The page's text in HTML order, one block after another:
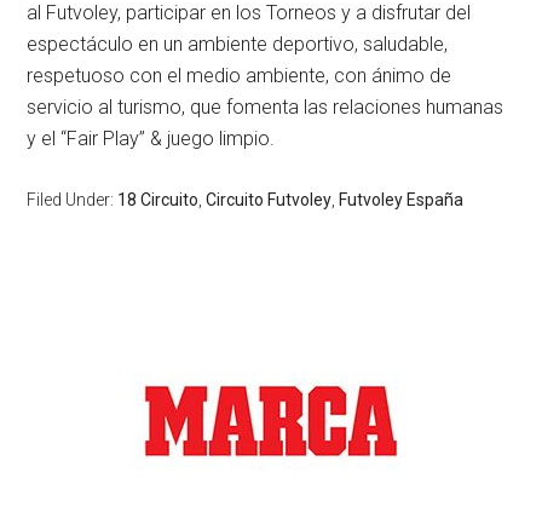
al Futvoley, participar en los Torneos y a disfrutar del
espectáculo en un ambiente deportivo, saludable,
respetuoso con el medio ambiente, con ánimo de
servicio al turismo, que fomenta las relaciones humanas
y el “Fair Play” & juego limpio.
Filed Under: 18 Circuito ,Circuito Futvoley Futvoley España